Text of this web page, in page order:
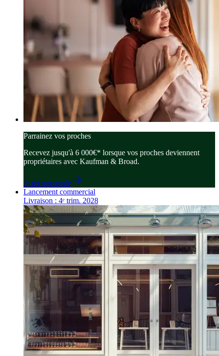
Parrainez vos proches
Recevez jusqu'à 6 000€* lorsque vos proches deviennent
propriétaires avec Kaufman & Broad.
Je recommande
Lancement commercial
Livraison : 4ᵉ trim. 2028